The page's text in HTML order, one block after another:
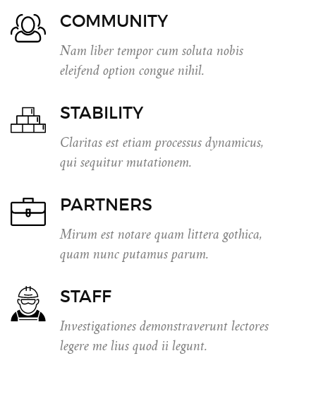
COMMUNITY
Nam liber tempor cum soluta nobis
eleifend option congue nihil.
STABILITY
Claritas est etiam processus dynamicus,
qui sequitur mutationem.
PARTNERS
Mirum est notare quam littera gothica,
quam nunc putamus parum.
STAFF
Investigationes demonstraverunt lectores
legere me lius quod ii legunt.